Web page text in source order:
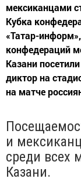
мексиканцами
Кубка
«Татар-
конфедераций
Казани
диктор на
на матче
и
среди всех
Казани.